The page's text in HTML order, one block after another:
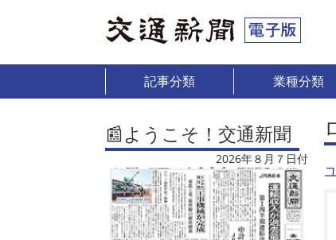
記事分類 業種分類
📰ようこそ！交通新聞
2026年８月７日付